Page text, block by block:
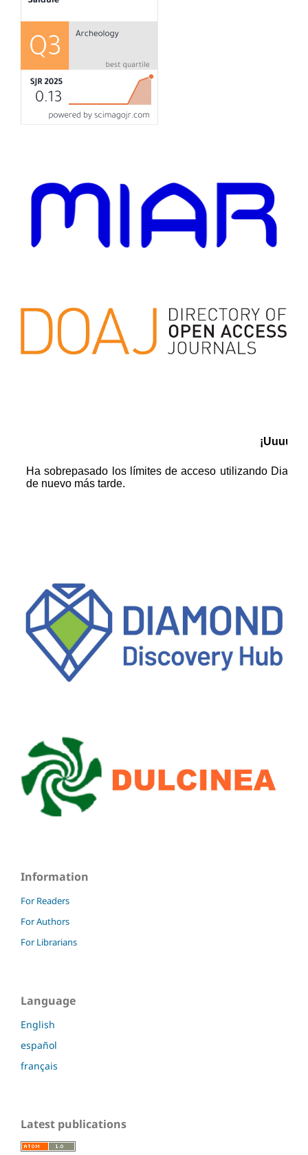
Information
For Readers
For Authors
For Librarians
Language
English
español
français
Latest publications